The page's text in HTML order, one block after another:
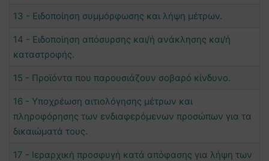
13 - Ειδοποίηση συμμόρφωσης και λήψη μέτρων.
14 - Ειδοποίηση απόσυρσης και/ή ανάκλησης και/ή
καταστροφής.
15 - Προϊόντα που παρουσιάζουν σοβαρό κίνδυνο.
16 - Υποχρέωση αιτιολόγησης μέτρων και
πληροφόρησης των ενδιαφερόμενων προσώπων για τα
δικαιώματά τους.
17 - Ιεραρχική προσφυγή κατά απόφασης για λήψη των